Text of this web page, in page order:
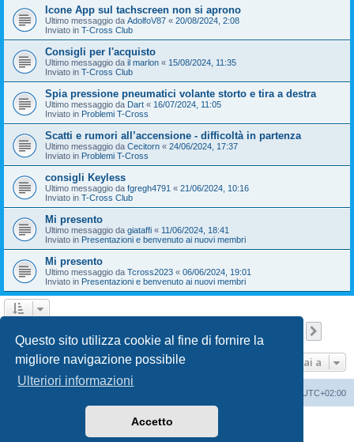
Questo sito utilizza cookie al fine di fornire la
migliore navigazione possibile
Ulteriori informazioni
Accetto
Icone App sul tachscreen non si aprono
Ultimo messaggio da AdolfoV87 « 20/08/2024, 2:08
Inviato in T-Cross Club
Consigli per l'acquisto
Ultimo messaggio da il marlon « 15/08/2024, 11:35
Inviato in T-Cross Club
Spia pressione pneumatici volante storto e tira a destra
Ultimo messaggio da Dart « 16/07/2024, 11:05
Inviato in Problemi T-Cross
Scatti e rumori all’accensione - difficoltà in partenza
Ultimo messaggio da Cecitorn « 24/06/2024, 17:37
Inviato in Problemi T-Cross
consigli Keyless
Ultimo messaggio da fgregh4791 « 21/06/2024, 10:16
Inviato in T-Cross Club
Mi presento
Ultimo messaggio da giataffi « 11/06/2024, 18:41
Inviato in Presentazioni e benvenuto ai nuovi membri
Mi presento
Ultimo messaggio da Tcross2023 « 06/06/2024, 19:01
Inviato in Presentazioni e benvenuto ai nuovi membri
Vai a
UTC+02:00
phpBB® Forum Software © phpBB Limited
phpBB-Italia.it